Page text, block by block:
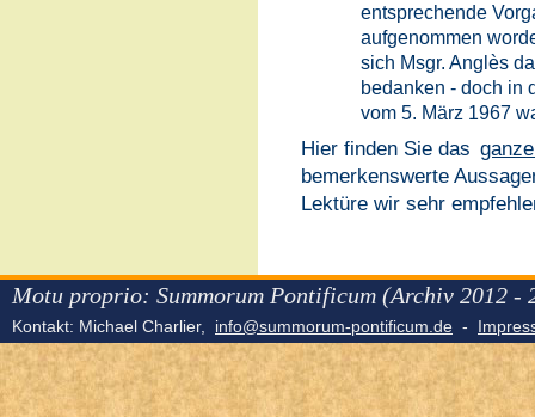
entsprechende
aufgenommen
sich Msgr. Anglès
bedanken - doch in
vom 5. März 1967
Hier finden Sie das
bemerkenswerte
Lektüre wir sehr
Motu proprio: Summorum Pontificum (Archiv 2012 -
Kontakt: Michael Charlier, info@summorum-pontificum.de -